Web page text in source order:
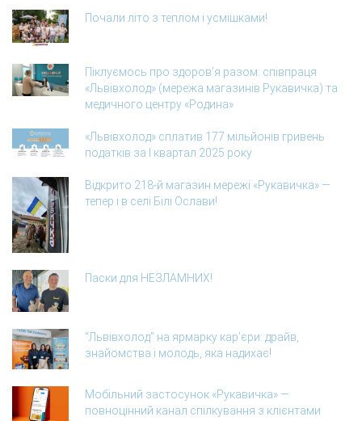
Почали літо з теплом і усмішками!
Піклуємось про здоров’я разом: співпраця
«Львівхолод» (мережа магазинів Рукавичка) та
медичного центру «Родина»
«Львівхолод» сплатив 177 мільйонів гривень
податків за І квартал 2025 року
Відкрито 218-й магазин мережі «Рукавичка» —
тепер і в селі Білі Ослави!
Паски для НЕЗЛАМНИХ!
“Львівхолод” на ярмарку кар’єри: драйв,
знайомства і молодь, яка надихає!
Мобільний застосунок «Рукавичка» —
повноцінний канал спілкування з клієнтами